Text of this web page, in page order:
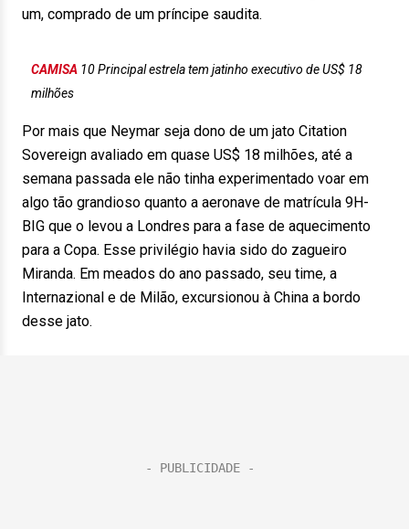
um, comprado de um príncipe saudita.
CAMISA 10 Principal estrela tem jatinho executivo de US$ 18
milhões
Por mais que Neymar seja dono de um jato Citation
Sovereign avaliado em quase US$ 18 milhões, até a
semana passada ele não tinha experimentado voar em
algo tão grandioso quanto a aeronave de matrícula 9H-
BIG que o levou a Londres para a fase de aquecimento
para a Copa. Esse privilégio havia sido do zagueiro
Miranda. Em meados do ano passado, seu time, a
Internazional e de Milão, excursionou à China a bordo
desse jato.